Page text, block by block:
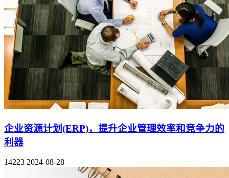
企业资源计划(ERP)，提升企业管理效率和竞争力的
利器
14223 2024-08-28